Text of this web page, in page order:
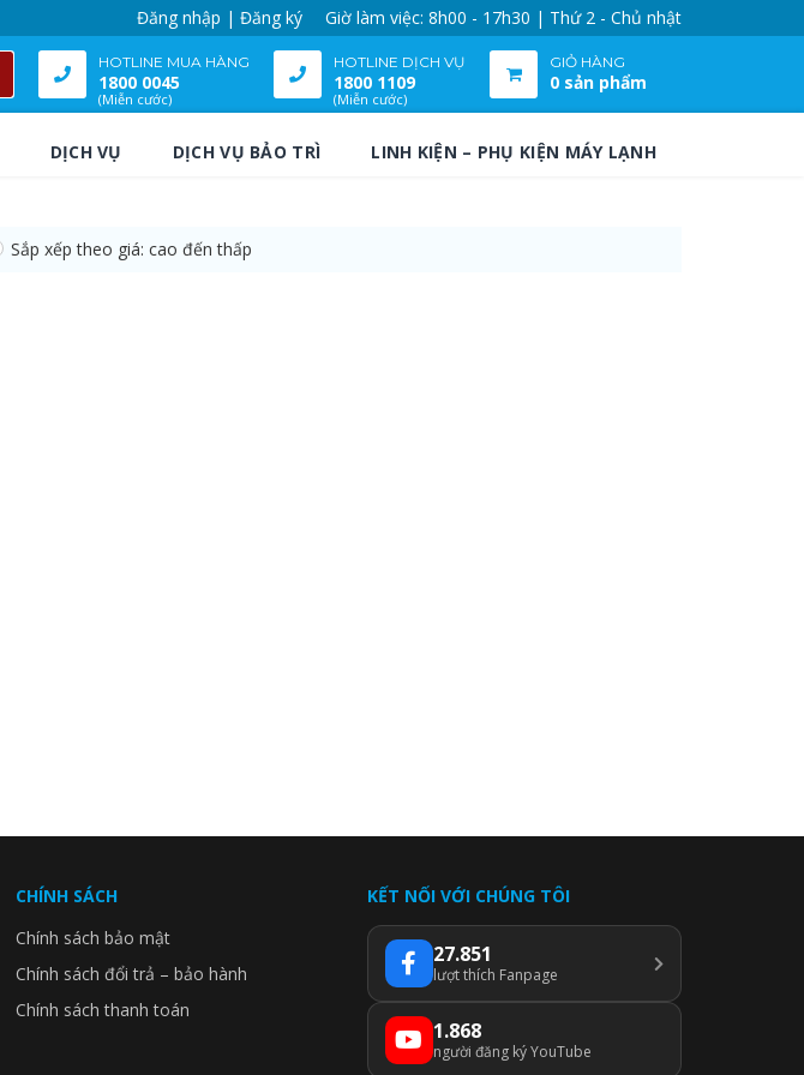
Đăng nhập | Đăng ký Giờ làm việc: 8h00 - 17h30 | Thứ 2 - Chủ nhật
HOTLINE MUA HÀNG
1800 0045
(Miễn cước)
HOTLINE DỊCH VỤ
1800 1109
(Miễn cước)
GIỎ HÀNG
0 sản phẩm
DỊCH VỤ DỊCH VỤ BẢO TRÌ LINH KIỆN – PHỤ KIỆN MÁY LẠNH
Sắp xếp theo giá: cao đến thấp
CHÍNH SÁCH
Chính sách bảo mật
Chính sách đổi trả – bảo hành
Chính sách thanh toán
KẾT NỐI VỚI CHÚNG TÔI
27.851
lượt thích Fanpage
1.868
người đăng ký YouTube